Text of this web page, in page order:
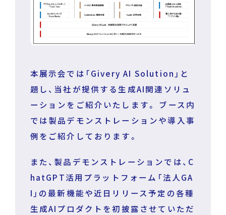
運営企業
個人情報保護方針
プライバシーポリシー
本展示会では「Givery AI Solution」と
題し、当社が提供する生成AI関連ソリュ
ーションをご紹介いたします。 ブース内
では製品デモンストレーションや導入事
例をご紹介しております。
また、製品デモンストレーションでは、C
hatGPT活用プラットフォーム「法人GA
I」の最新機能や近日リリース予定の各種
生成AIプロダクトを初披露させていただ